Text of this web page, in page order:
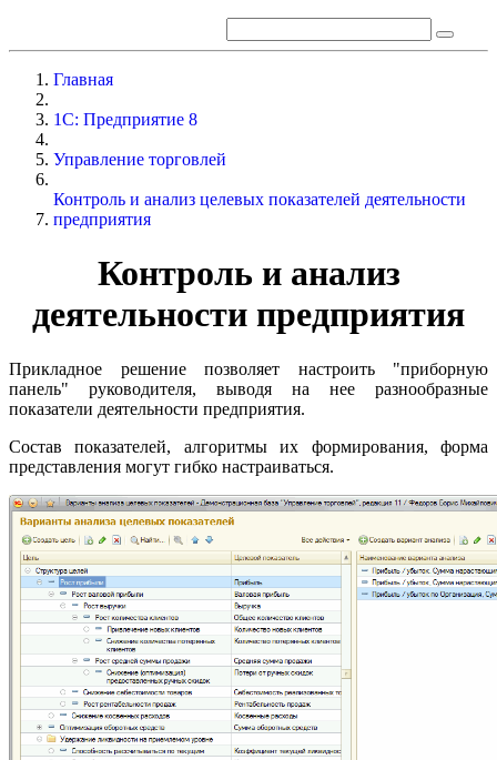
Главная
1С: Предприятие 8
Управление торговлей
Контроль и анализ целевых показателей деятельности
предприятия
Контроль и анализ
деятельности предприятия
Прикладное решение позволяет настроить "приборную
панель" руководителя, выводя на нее разнообразные
показатели деятельности предприятия.
Состав показателей, алгоритмы их формирования, форма
представления могут гибко настраиваться.